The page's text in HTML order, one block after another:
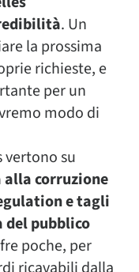
. Un
la prossima
richieste, e
per un
modo di
vertono su
corruzione
e tagli
pubblico
poche, per